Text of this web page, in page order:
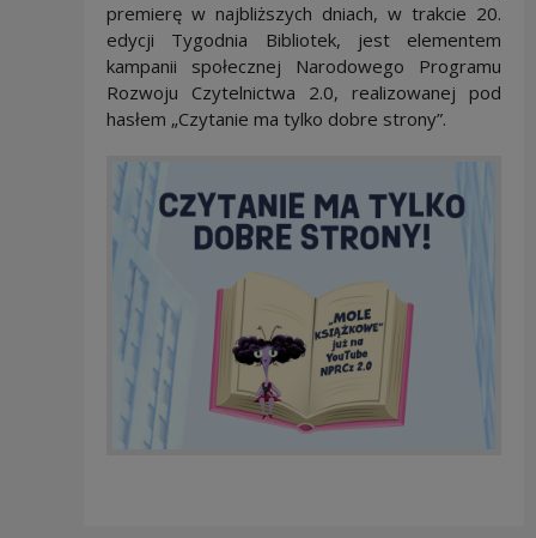
premierę w najbliższych dniach, w trakcie 20.
edycji Tygodnia Bibliotek, jest elementem
kampanii społecznej Narodowego Programu
Rozwoju Czytelnictwa 2.0, realizowanej pod
hasłem „Czytanie ma tylko dobre strony”.